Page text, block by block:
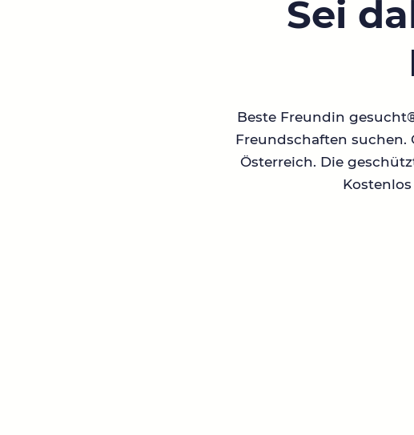
Sei
Beste Freundin
Freundschaften suchen.
Österreich. Die